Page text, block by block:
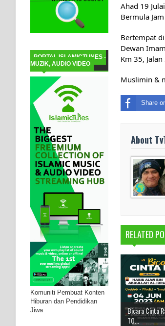
PORTAL ISLAMICTUNES -
MUZIK, AUDIO VIDEO
Komuniti Pembuat Konten
Hiburan dan Pendidikan
Jiwa
Ahad 19
Bermula
Bertempat
Dewan
Km 35,
Muslimin &
Share
About
RELATED
Bicara Cinta
TO...